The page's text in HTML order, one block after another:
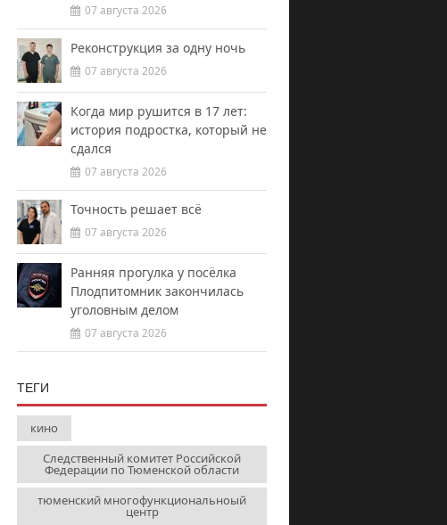
07 августа 2026
Реконструкция за одну ночь
07 августа 2026
Когда мир рушится в 17 лет:
история подростка, который не
сдался
07 августа 2026
Точность решает всё
07 августа 2026
Ранняя прогулка у посёлка
Плодпитомник закончилась
уголовным делом
07 августа 2026
ТЕГИ
кино
Следственный комитет Российской
Федерации по Тюменской области
тюменский многофункциональноый
центр